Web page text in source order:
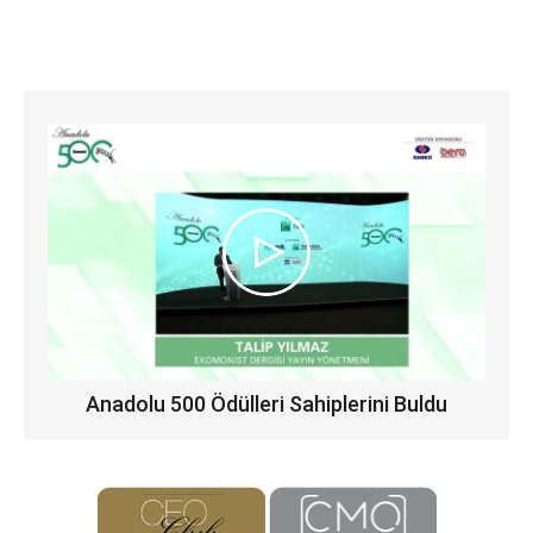
Anadolu 500 Ödülleri Sahiplerini Buldu